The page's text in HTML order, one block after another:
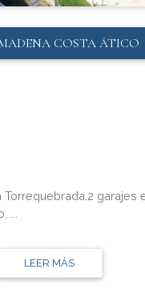
COSTA ÁTICO
garajes
LEER MÁS